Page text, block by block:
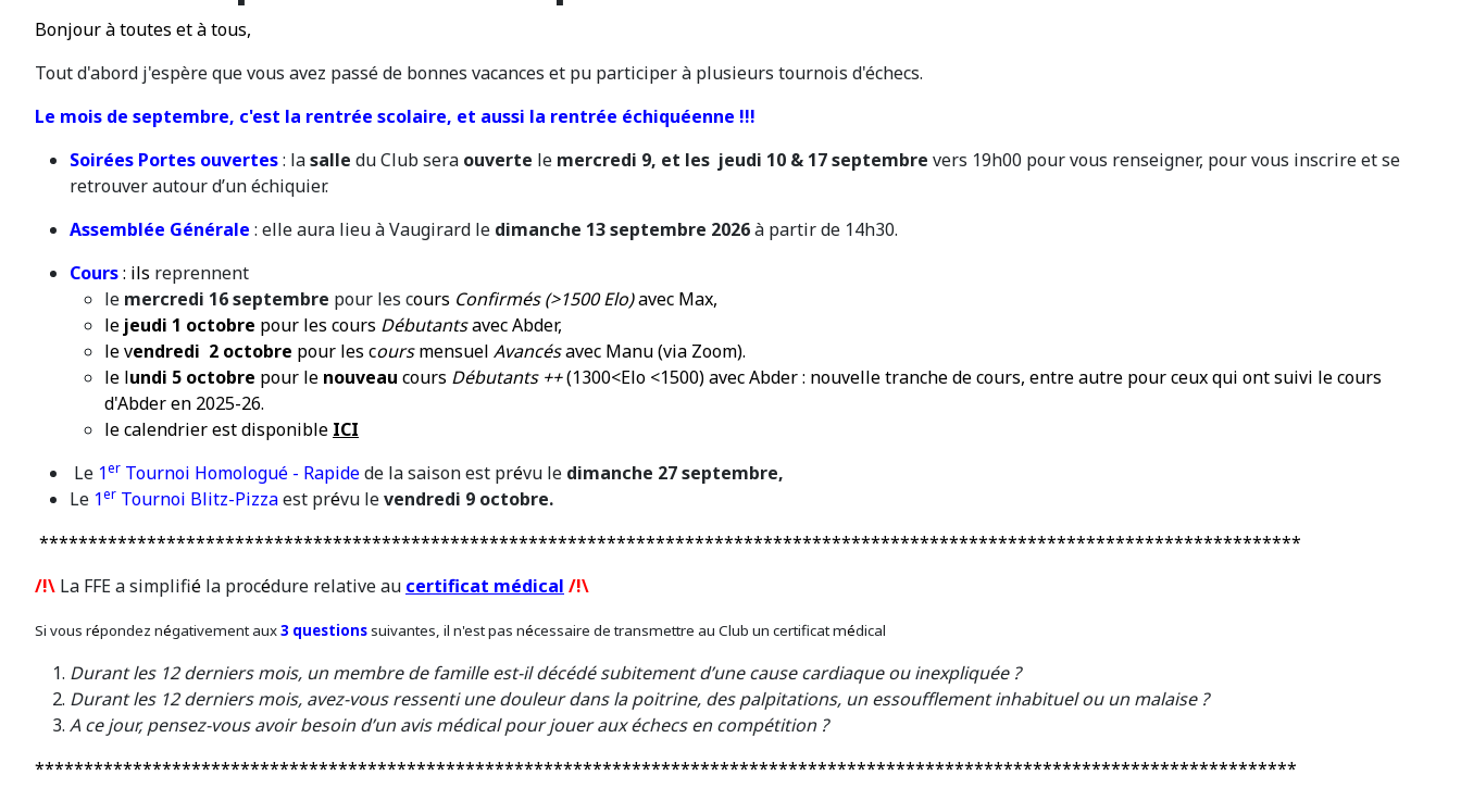
Bonjour à toutes et à tous,
Tout d'abord j'espère que vous avez passé de bonnes vacances et pu participer à plusieurs tournois d'échecs.
Le mois de septembre, c'est la rentrée scolaire, et aussi la rentrée échiquéenne !!!
Soirées Portes ouvertes: lasalle du Club sera ouverte le mercredi 9, et les jeudi 10 & 17 septembre vers 19h00 pour vous renseigner, pour vous inscrire et se
retrouver autour d’un échiquier.
Assemblée Générale : elle aura lieu à Vaugirard le dimanche 13 septembre 2026à partir de 14h30.
Cours: ils reprennent
le mercredi 16 septembre pour les cours Confirmés (>1500 Elo)avec Max,
le jeudi 1 octobre pour les cours Débutantsavec Abder,
le vendredi 2 octobre pour les coursmensuel Avancésavec Manu (via Zoom).
le lundi 5 octobre pour le nouveau cours Débutants ++(1300<Elo <1500) avec Abder : nouvelle tranche de cours, entre autre pour ceux qui ont suivi le cours
d'Abder en 2025-26.
le calendrier est disponible ICI
Le 1er Tournoi Homologué - Rapidede la saison est prévu le dimanche 27 septembre,
Le 1er Tournoi Blitz-Pizzaest prévu levendredi 9 octobre.
*********************************************************************************************************************************
/!\ La FFE a simplifié la procédure relative au certificat médical /!\
Si vous répondez négativement aux3 questionssuivantes, il n'est pas nécessaire de transmettre au Club un certificat médical
Durant les 12 derniers mois, un membre de famille est-il décédé subitement d’une cause cardiaque ou inexpliquée ?
Durant les 12 derniers mois, avez-vous ressenti une douleur dans la poitrine, des palpitations, un essoufflement inhabituel ou un malaise ?
A ce jour, pensez-vous avoir besoin d’un avis médical pour jouer aux échecs en compétition ?
*********************************************************************************************************************************